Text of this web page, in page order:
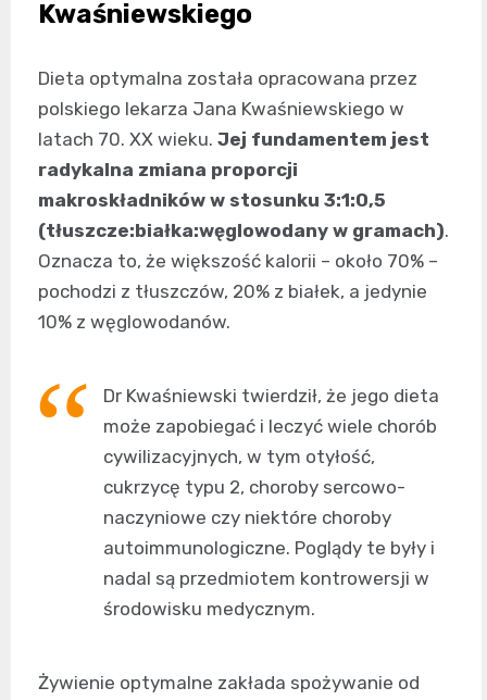
Kwaśniewskiego
Dieta optymalna została opracowana przez
polskiego lekarza Jana Kwaśniewskiego w
latach 70. XX wieku. Jej fundamentem jest
radykalna zmiana proporcji
makroskładników w stosunku 3:1:0,5
(tłuszcze:białka:węglowodany w gramach).
Oznacza to, że większość kalorii – około 70% –
pochodzi z tłuszczów, 20% z białek, a jedynie
10% z węglowodanów.
Dr Kwaśniewski twierdził, że jego dieta
może zapobiegać i leczyć wiele chorób
cywilizacyjnych, w tym otyłość,
cukrzycę typu 2, choroby sercowo-
naczyniowe czy niektóre choroby
autoimmunologiczne. Poglądy te były i
nadal są przedmiotem kontrowersji w
środowisku medycznym.
Żywienie optymalne zakłada spożywanie od